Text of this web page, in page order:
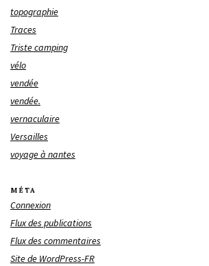
topographie
Traces
Triste camping
vélo
vendée
vendée.
vernaculaire
Versailles
voyage à nantes
MÉTA
Connexion
Flux des publications
Flux des commentaires
Site de WordPress-FR